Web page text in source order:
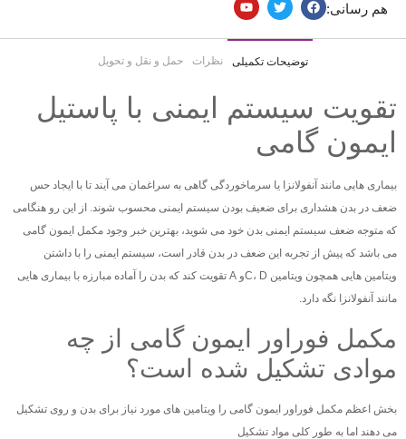
هم رسانی:
توضیحات تکمیلی نظرات حمل و نقل و تحویل
تقویت سیستم ایمنی با پاستیل
ایمون گامی
بیماری هایی مانند آنفولانزا یا سرماخوردگی گاهی به سراغمان می آیند تا با ایجاد حس
ضعف در بدن هشداری برای ضعیف بودن سیستم ایمنی محسوب شوند. از این رو هنگامی
که متوجه ضعف سیستم ایمنی بدن خود می شوید، بهترین خبر وجود مکمل ایمون گامی
می باشد که پیش از تجربه این ضعف در بدن قادر است، سیستم ایمنی را با داشتن
ویتامین هایی همچون ویتامین C، Dو A تقویت کند که بدن را آماده مبارزه با بیماری هایی
مانند آنفولانزا نگه دارد.
مکمل فوراور ایمون گامی از چه
موادی تشکیل شده است؟
بخش اعظم مکمل فوراور ایمون گامی را ویتامین های مورد نیاز برای بدن و روی تشکیل
می دهند اما به طور کلی مواد تشکیل